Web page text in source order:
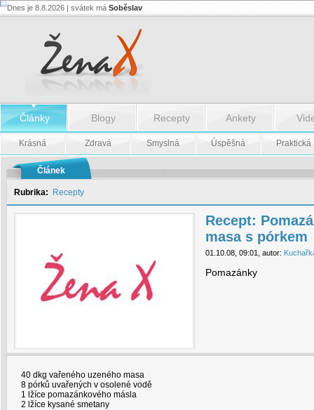
Recept:
Recept:
Pomazánka
z
uzeného
masa
s
pórkem
Dnes je 8.8.2026 | svátek má Soběslav
Články Blogy Recepty Ankety
Krásná Zdravá Smyslná Úspěšná Praktická
Článek
Rubrika: Recepty
Recept:
masa s pórkem
01.10.08, 09:01, autor:
Pomazánky
40 dkg vařeného uzeného masa
8 pórků uvařených v osolené vodě
1 lžíce pomazánkového másla
2 lžíce kysané smetany